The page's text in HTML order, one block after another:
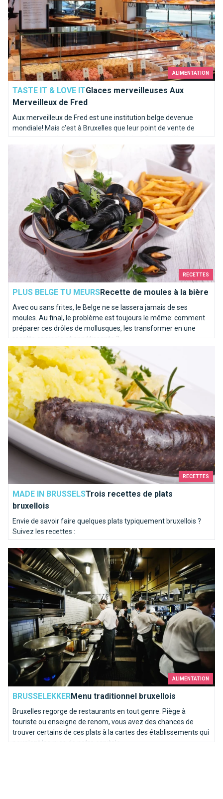
ALIMENTATION
TASTE IT & LOVE ITGlaces merveilleuses Aux
Merveilleux de Fred
Aux merveilleux de Fred est une institution belge devenue
mondiale! Mais c'est à Bruxelles que leur point de vente de
glace artisanales est le mieux fourni, chez Brusselslife, nous en
sommes persuadés! Laissez-vous tenter...
RECETTES
PLUS BELGE TU MEURSRecette de moules à la bière
Avec ou sans frites, le Belge ne se lassera jamais de ses
moules. Au final, le problème est toujours le même: comment
préparer ces drôles de mollusques, les transformer en une
recette originale et appétissante ?
Recette de moules à la bière
RECETTES
MADE IN BRUSSELSTrois recettes de plats
bruxellois
Envie de savoir faire quelques plats typiquement bruxellois ?
Suivez les recettes :
Trois recettes de plats bruxellois
ALIMENTATION
BRUSSELEKKERMenu traditionnel bruxellois
Bruxelles regorge de restaurants en tout genre. Piège à
touriste ou enseigne de renom, vous avez des chances de
trouver certains de ces plats à la cartes des établissements qui
peuplent les rues de notre capitale...
Menu traditionnel bruxellois